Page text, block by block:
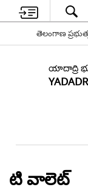
తెలంగాణ
యాదాద్రి
టి వాలెట్